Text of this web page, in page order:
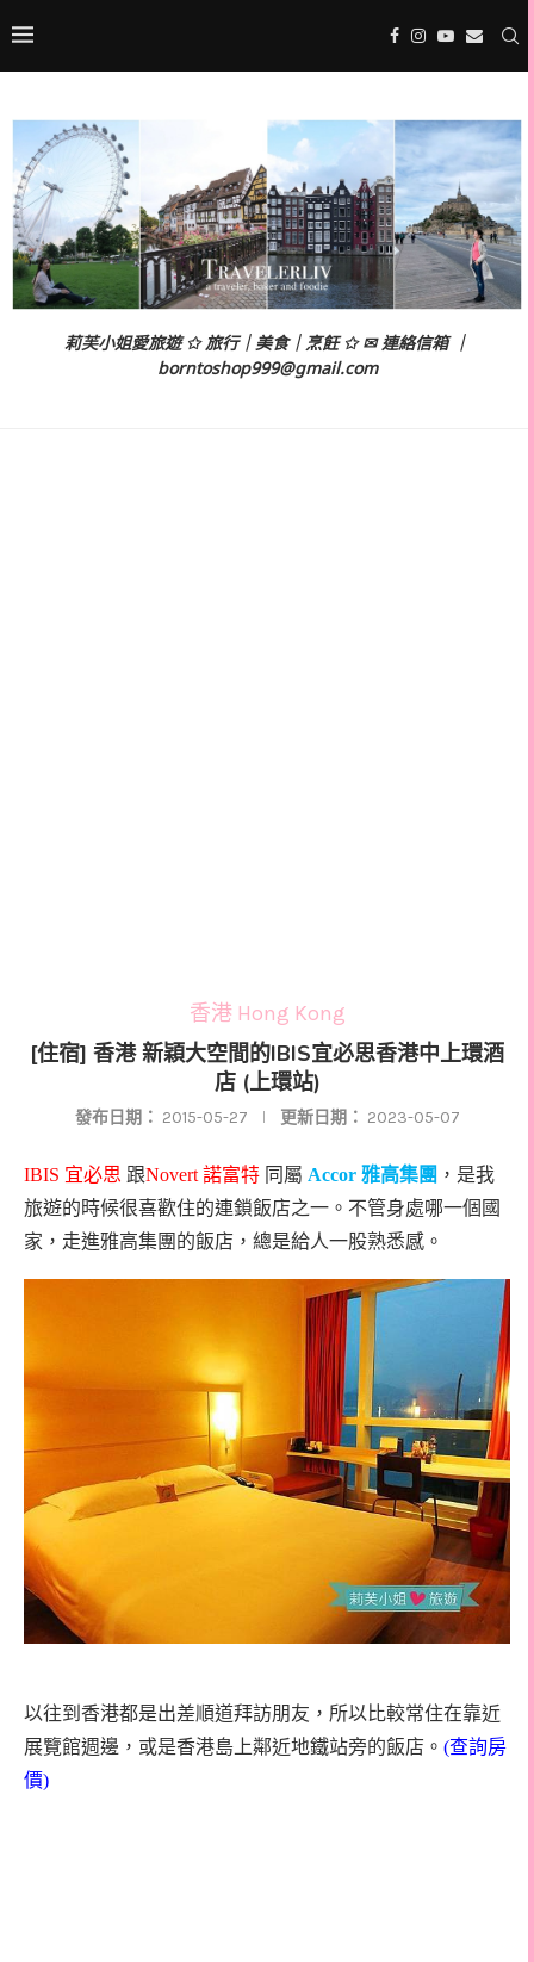
莉芙小姐愛旅遊 ✩ 旅行｜美食｜烹飪 ✩ ✉ 連絡信箱 ｜
borntoshop999@gmail.com
香港 Hong Kong
[住宿] 香港 新穎大空間的IBIS宜必思香港中上環酒
店 (上環站)
發布日期： 2015-05-27 更新日期： 2023-05-07
IBIS 宜必思 跟Novert 諾富特 同屬 Accor 雅高集團 ，是我
旅遊的時候很喜歡住的連鎖飯店之一。不管身處哪一個國
家，走進雅高集團的飯店，總是給人一股熟悉感。
以往到香港都是出差順道拜訪朋友，所以比較常住在靠近
展覽館週邊，或是香港島上鄰近地鐵站旁的飯店。 (查詢房
價)